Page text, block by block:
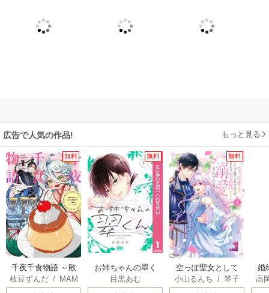
広告で人気の作品! もっと見る
無料
千夜千食物語 ～敗
国の姫ですが氷の
枝豆ずんだ/ MAM
AKOTO
/ 鴉羽凛燈
無料
お姉ちゃんの翠く
ん
目黒あむ
無料
空っぽ聖女として
捨てられたはず
小山るんち /琴子
婚
っ
高